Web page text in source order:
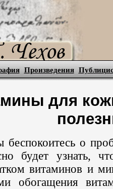
Произведения
для
беспокоитесь о
будет узнать,
витаминов и
обогащения